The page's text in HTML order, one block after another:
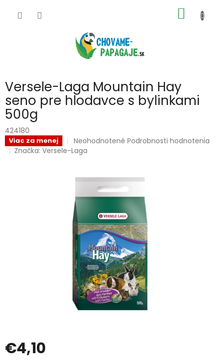
KOŠÍK
Versele-Laga Mountain Hay
seno pre hlodavce s bylinkami
500g
424180
Viac za menej
Priemerné
hodnotenie
0,0
5
hviezdičiek.
Neohodnotené Podrobnosti hodnotenia
Značka:Versele-Laga
€4,10